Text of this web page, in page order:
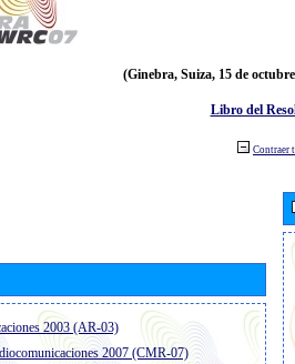
(Ginebra, Suiza, 15 de
Libro del
Contraer
2003 (AR-03)
2007 (CMR-07)